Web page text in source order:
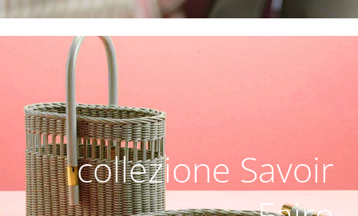
collezione Savoir